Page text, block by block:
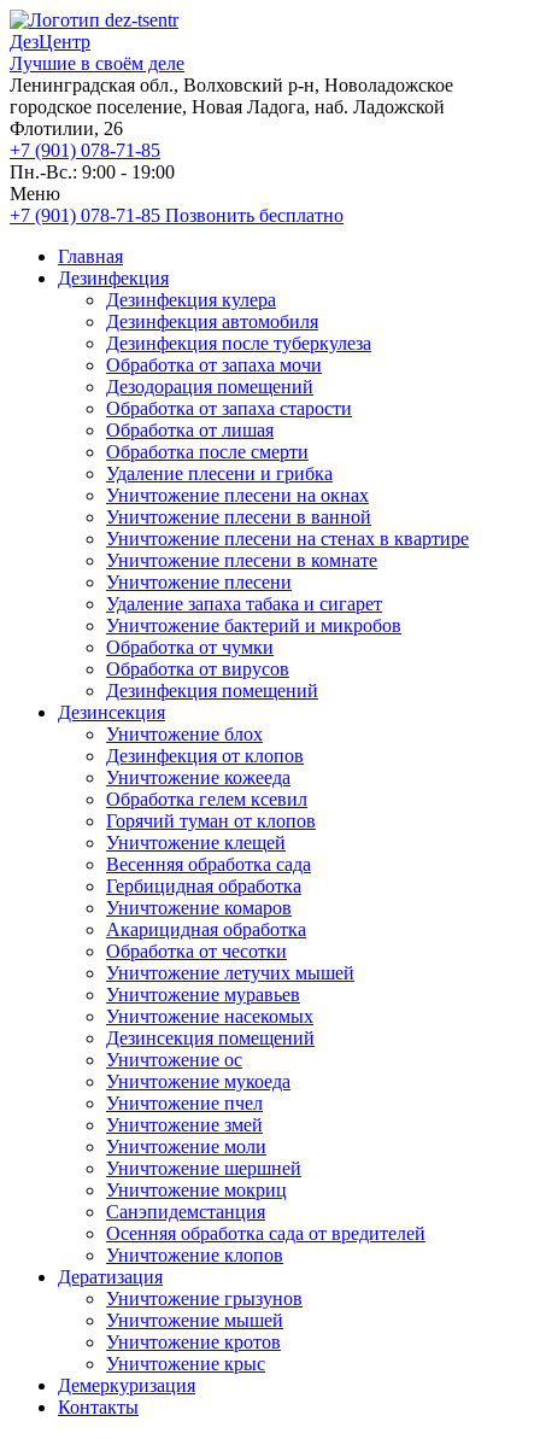
ДезЦентр
Лучшие в своём деле
Ленинградская обл., Волховский р-н, Новоладожское
городское поселение, Новая Ладога, наб. Ладожской
Флотилии, 26
+7 (901) 078-71-85
Пн.-Вс.: 9:00 - 19:00
Меню
+7 (901) 078-71-85 Позвонить бесплатно
Главная
Дезинфекция
Дезинфекция кулера
Дезинфекция автомобиля
Дезинфекция после туберкулеза
Обработка от запаха мочи
Дезодорация помещений
Обработка от запаха старости
Обработка от лишая
Обработка после смерти
Удаление плесени и грибка
Уничтожение плесени на окнах
Уничтожение плесени в ванной
Уничтожение плесени на стенах в квартире
Уничтожение плесени в комнате
Уничтожение плесени
Удаление запаха табака и сигарет
Уничтожение бактерий и микробов
Обработка от чумки
Обработка от вирусов
Дезинфекция помещений
Дезинсекция
Уничтожение блох
Дезинфекция от клопов
Уничтожение кожееда
Обработка гелем ксевил
Горячий туман от клопов
Уничтожение клещей
Весенняя обработка сада
Гербицидная обработка
Уничтожение комаров
Акарицидная обработка
Обработка от чесотки
Уничтожение летучих мышей
Уничтожение муравьев
Уничтожение насекомых
Дезинсекция помещений
Уничтожение ос
Уничтожение мукоеда
Уничтожение пчел
Уничтожение змей
Уничтожение моли
Уничтожение шершней
Уничтожение мокриц
Санэпидемстанция
Осенняя обработка сада от вредителей
Уничтожение клопов
Дератизация
Уничтожение грызунов
Уничтожение мышей
Уничтожение кротов
Уничтожение крыс
Демеркуризация
Контакты